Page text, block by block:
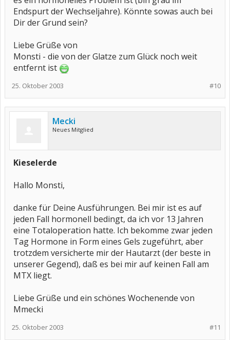
Endspurt der Wechseljahre). Könnte sowas auch bei
Dir der Grund sein?
Liebe Grüße von
Monsti - die von der Glatze zum Glück noch weit
entfernt ist
#10
25. Oktober 2003
Mecki
Neues Mitglied
Kieselerde
Hallo Monsti,
danke für Deine Ausführungen. Bei mir ist es auf
jeden Fall hormonell bedingt, da ich vor 13 Jahren
eine Totaloperation hatte. Ich bekomme zwar jeden
Tag Hormone in Form eines Gels zugeführt, aber
trotzdem versicherte mir der Hautarzt (der beste in
unserer Gegend), daß es bei mir auf keinen Fall am
MTX liegt.
Liebe Grüße und ein schönes Wochenende von
Mmecki
#11
25. Oktober 2003